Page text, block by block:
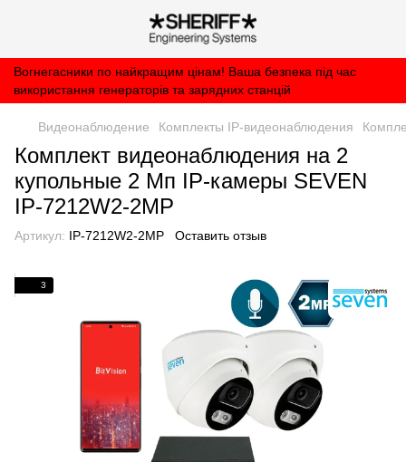
Вогнегасники по найкращим цінам! Ваша безпека під час
використання генераторів та зарядних станцій
Видеонаблюдение Комплекты IP-видеонаблюдения
Комплект видеонаблюдения на 2
купольные 2 Мп IP-камеры SEVEN
IP-7212W2-2MP
Артикул: IP-7212W2-2MP Оставить отзыв
3